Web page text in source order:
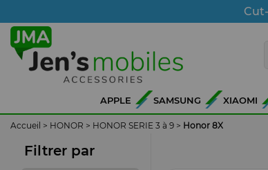
APPLE SAMSUNG XIAOMI
Accueil > HONOR > HONOR SERIE 3 à 9 > Honor 8X
Filtrer par